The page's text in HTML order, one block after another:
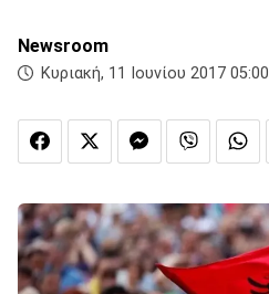
Newsroom
Κυριακή, 11 Ιουνίου 2017 05:00